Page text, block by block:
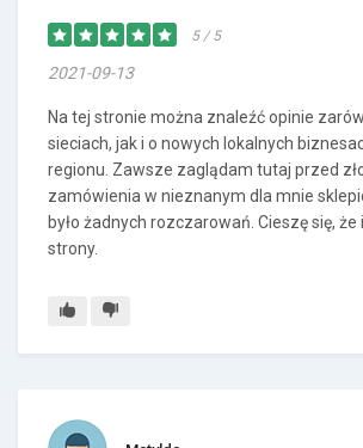
5 / 5
2021-09-13
Na tej stronie można znaleźć opinie
sieciach, jak i o nowych lokalnych
regionu. Zawsze zaglądam tutaj przed
zamówienia w nieznanym dla mnie
było żadnych rozczarowań. Cieszę się,
strony.